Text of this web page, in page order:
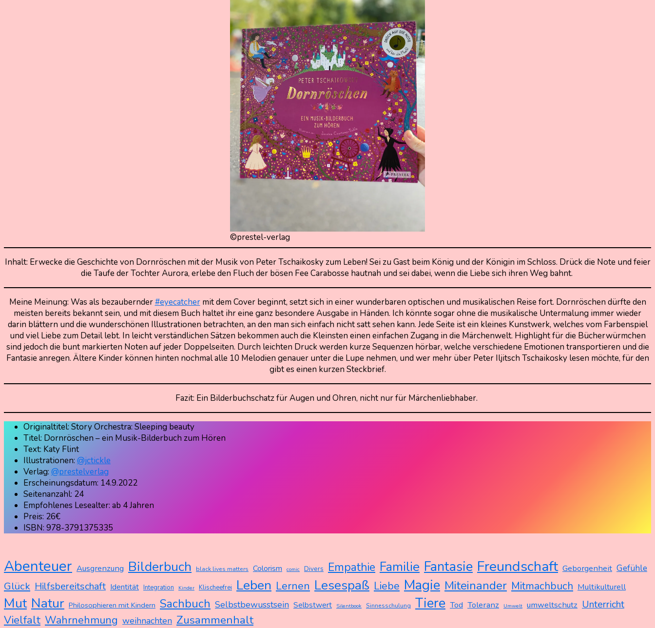
©prestel-verlag
Inhalt: Erwecke die Geschichte von Dornröschen mit der Musik von Peter Tschaikosky zum Leben! Sei zu Gast beim König und der Königin im Schloss. Drück die Note und feier
die Taufe der Tochter Aurora, erlebe den Fluch der bösen Fee Carabosse hautnah und sei dabei, wenn die Liebe sich ihren Weg bahnt.
Meine Meinung: Was als bezaubernder#eyecatchermit dem Cover beginnt, setzt sich in einer wunderbaren optischen und musikalischen Reise fort. Dornröschen dürfte den
meisten bereits bekannt sein, und mit diesem Buch haltet ihr eine ganz besondere Ausgabe in Händen. Ich könnte sogar ohne die musikalische Untermalung immer wieder
darin blättern und die wunderschönen Illustrationen betrachten, an den man sich einfach nicht satt sehen kann. Jede Seite ist ein kleines Kunstwerk, welches vom Farbenspiel
und viel Liebe zum Detail lebt. In leicht verständlichen Sätzen bekommen auch die Kleinsten einen einfachen Zugang in die Märchenwelt. Highlight für die Bücherwürmchen
sind jedoch die bunt markierten Noten auf jeder Doppelseiten. Durch leichten Druck werden kurze Sequenzen hörbar, welche verschiedene Emotionen transportieren und die
Fantasie anregen. Ältere Kinder können hinten nochmal alle 10 Melodien genauer unter die Lupe nehmen, und wer mehr über Peter Iljitsch Tschaikosky lesen möchte, für den
gibt es einen kurzen Steckbrief.
Fazit: Ein Bilderbuchschatz für Augen und Ohren, nicht nur für Märchenliebhaber.
Originaltitel: Story Orchestra: Sleeping beauty
Titel: Dornröschen – ein Musik-Bilderbuch zum Hören
Text: Katy Flint
Illustrationen: @jctickle
Verlag: @prestelverlag
Erscheinungsdatum: 14.9.2022
Seitenanzahl: 24
Empfohlenes Lesealter: ab 4 Jahren
Preis: 26€
ISBN: 978-3791375335
Abenteuer Ausgrenzung Bilderbuch black lives matters Colorism comic Divers Empathie Familie Fantasie Freundschaft Geborgenheit Gefühle
Glück Hilfsbereitschaft Identität Integration Kinder Klischeefrei Leben Lernen Lesespaß Liebe Magie Miteinander Mitmachbuch Multikulturell
Mut Natur Philosophieren mit Kindern Sachbuch Selbstbewusstsein Selbstwert Silentbook Sinnesschulung Tiere Tod Toleranz Umwelt umweltschutz Unterricht
Vielfalt Wahrnehmung weihnachten Zusammenhalt